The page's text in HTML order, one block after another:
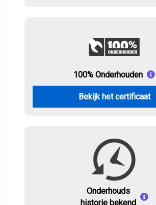
100% Onderhouden
Bekijk het certificaat
Onderhouds
historie bekend